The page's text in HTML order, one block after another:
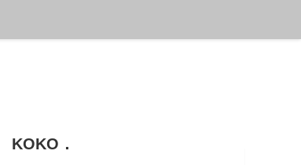
KOKO．